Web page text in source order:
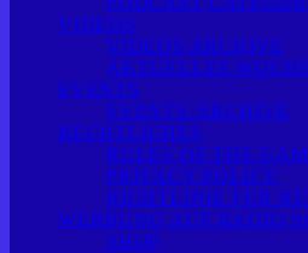
VIDEOS
VIDEOS ARCHIVE
AKTUELLES
EVENTS
EVENTS-ARCHIVE
RECHTLICHES
RULES OF THE
PRIVACY POLICY
RICHTLINIE FÜR
WERBUNG AUF RADIO
SHOP